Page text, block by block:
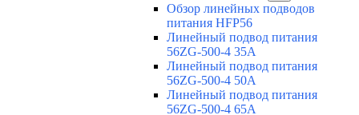
Обзор линейных подводов
питания HFP56
Линейный подвод питания
56ZG-500-4 35A
Линейный подвод питания
56ZG-500-4 50A
Линейный подвод питания
56ZG-500-4 65A